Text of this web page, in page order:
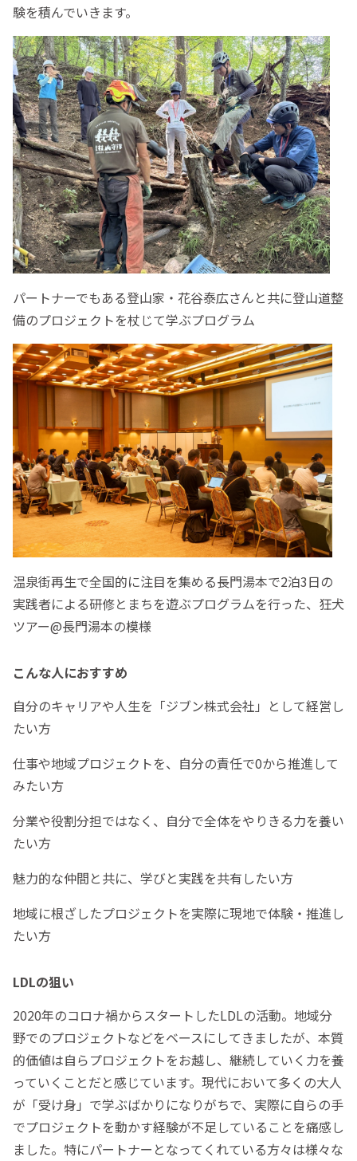
験を積んでいきます。
パートナーでもある登山家・花谷泰広さんと共に登山道整
備のプロジェクトを杖じて学ぶプログラム
温泉街再生で全国的に注目を集める長門湯本で2泊3日の
実践者による研修とまちを遊ぶプログラムを行った、狂犬
ツアー@長門湯本の模様
こんな人におすすめ
自分のキャリアや人生を「ジブン株式会社」として経営し
たい方
仕事や地域プロジェクトを、自分の責任で0から推進して
みたい方
分業や役割分担ではなく、自分で全体をやりきる力を養い
たい方
魅力的な仲間と共に、学びと実践を共有したい方
地域に根ざしたプロジェクトを実際に現地で体験・推進し
たい方
LDLの狙い
2020年のコロナ禍からスタートしたLDLの活動。地域分
野でのプロジェクトなどをベースにしてきましたが、本質
的価値は自らプロジェクトをお越し、継続していく力を養
っていくことだと感じています。現代において多くの大人
が「受け身」で学ぶばかりになりがちで、実際に自らの手
でプロジェクトを動かす経験が不足していることを痛感し
ました。特にパートナーとなってくれている方々は様々な